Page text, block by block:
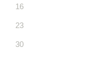
16
23
30